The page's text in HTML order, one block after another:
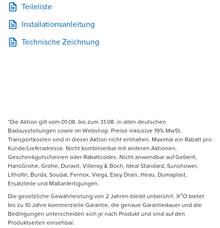
Teileliste
Installationsanleitung
Technische Zeichnung
*Die Aktion gilt vom 01.08. bis zum 31.08. in allen deutschen
Badausstellungen sowie im Webshop. Preise inklusive 19% MwSt.
Transportkosten sind in dieser Aktion nicht enthalten. Maximal ein Rabatt pro
Kunde/Lieferadresse. Nicht kombinierbar mit anderen Aktionen,
Geschenkgutscheinen oder Rabattcodes. Nicht anwendbar auf Geberit,
HansGrohe, Grohe, Duravit, Villeroy & Boch, Ideal Standard, Sunshower,
Lithofin, Burda, Soudal, Fernox, Viega, Easy Drain, Heau, Dumaplast,
Ersatzteile und Maßanfertigungen.
Die gesetzliche Gewährleistung von 2 Jahren bleibt unberührt. X²O bietet
bis zu 10 Jahre kommerzielle Garantie, die genaue Garantiedauer und die
Bedingungen unterscheiden sich je nach Produkt und sind auf den
Produktseiten einsehbar.